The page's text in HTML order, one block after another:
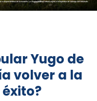
Yugo de
volver a la